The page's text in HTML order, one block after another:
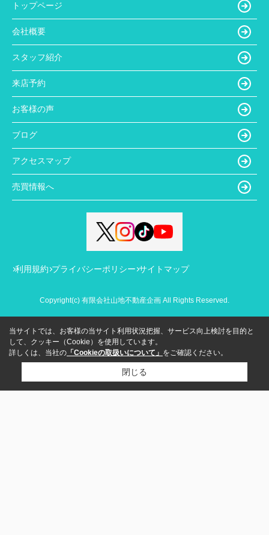
トップページ
会社概要
スタッフ紹介
来店予約
お客様の声
ブログ
アクセスマップ
売買情報へ
利用規約 プライバシーポリシー サイトマップ
Copyright(c) 有限会社山地不動産企画 All Rights Reserved.
当サイトでは、お客様の当サイト利用状況把握、サービス向上検討を目的と
して、クッキー（Cookie）を使用しています。
詳しくは、当社の 「Cookieの取扱いについて」 をご確認ください。
閉じる